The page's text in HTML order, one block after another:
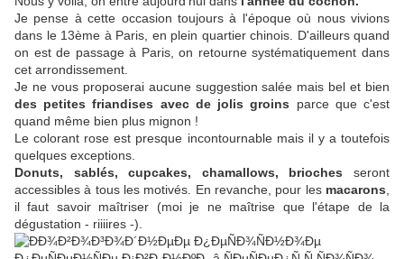
Je pense à cette occasion toujours à l'époque où nous vivions
dans le 13ème à Paris, en plein quartier chinois. D'ailleurs quand
on est de passage à Paris, on retourne systématiquement dans
cet arrondissement.
Je ne vous proposerai aucune suggestion salée mais bel et bien
des petites friandises avec de jolis groins parce que c'est
quand même bien plus mignon !
Le colorant rose est presque incontournable mais il y a toutefois
quelques exceptions.
Donuts, sablés, cupcakes, chamallows, brioches seront
accessibles à tous les motivés. En revanche, pour lesmacarons
il faut savoir maîtriser (moi je ne maîtrise que l'étape de la
dégustation - riiiires -).